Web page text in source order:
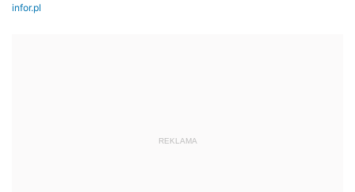
REKLAMA